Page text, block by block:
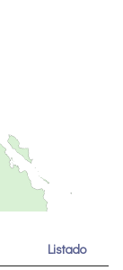
Listado